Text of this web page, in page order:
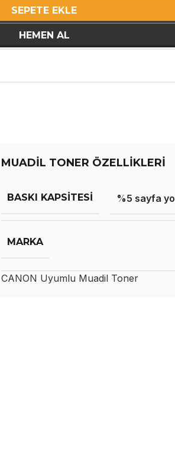
SEPETE EKLE
HEMEN AL
MUADİL TONER ÖZELLİKLERİ
BASKI KAPSITESI %5 sayfa
MARKA
CANON Uyumlu Muadil Toner